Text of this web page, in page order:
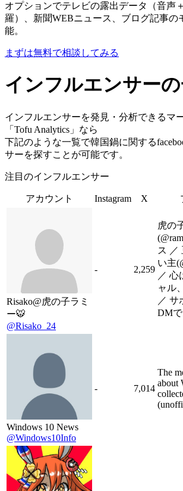
オプションでテレビの露出データ（音声
羅）、新聞WEBニュース、ブログ記事の
能。
まずは無料で相談してみる
インフルエンサー
インフルエンサーを発見・分析できるマ
「Tofu Analytics」なら
下記のような一覧で韓国鍋に関する
サーを探すことが可能です。
注目のインフルエンサー
アカウント Instagram X
Risako@虎の子ラミ
ー🐯
@Risako_24
- 2,259
虎の
ス ／
い主
／ 心
ャル
／ サ
DM
Windows 10 News
@Windows10Info
- 7,014
The
about